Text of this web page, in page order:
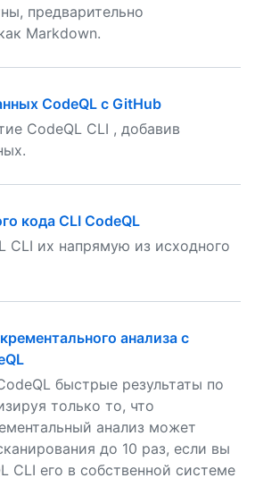
предварительно
Markdown.
CodeQL с GitHub
CodeQL CLI , добавив
кода CLI CodeQL
CLI их напрямую из исходного
анализа с
быстрые результаты по
только то, что
анализ может
до 10 раз, если вы
CLI его в собственной системе